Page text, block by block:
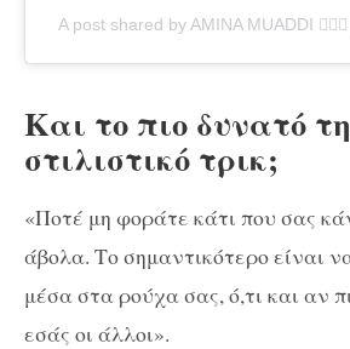
A post shared by AMINA MUADDI
Και το πιο δυνατό
στιλιστικό τρικ;
«Ποτέ μη φοράτε κάτι που σας
άβολα. Το σημαντικότερο είναι
μέσα στα ρούχα σας, ό,τι και αν
εσάς οι άλλοι».